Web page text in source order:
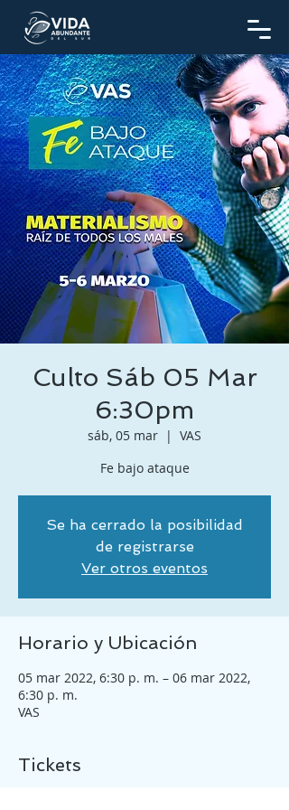
Culto Sáb 05 Mar
6:30pm
sáb, 05 mar
  |
VAS
Se ha cerrado la posibilidad
de registrarse
Ver otros eventos
Horario y Ubicación
05 mar 2022, 6:30 p. m. – 06 mar 2022,
6:30 p. m.
VAS
Tickets